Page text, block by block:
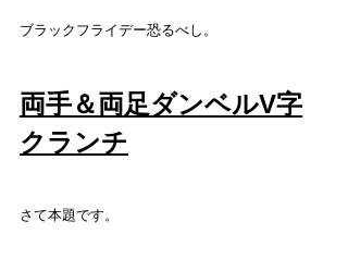
ブラックフライデー恐るべし。
両手＆両足ダンベルV字
クランチ
さて本題です。